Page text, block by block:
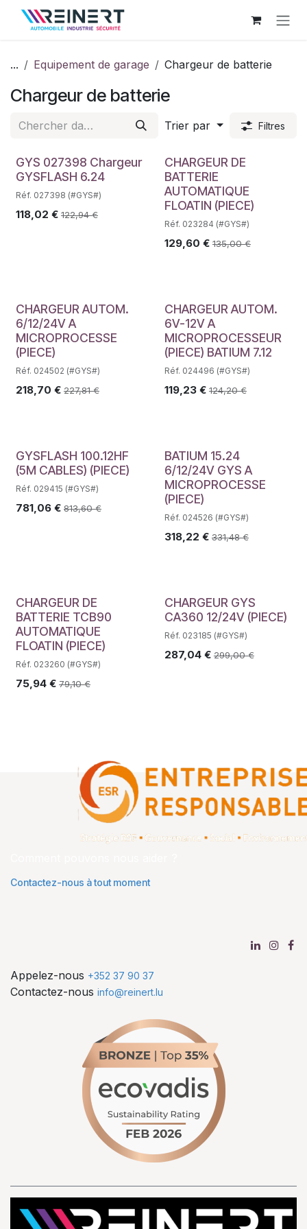
Se rendre au contenu
... Equipement de garage Chargeur de batterie
Chargeur de batterie
Trier par Filtres
GYS 027398 Chargeur
GYSFLASH 6.24
Réf. 027398 (#GYS#)
118,02 € 122,94€
CHARGEUR DE
BATTERIE
AUTOMATIQUE
FLOATIN (PIECE)
Réf. 023284 (#GYS#)
129,60 € 135,00€
CHARGEUR AUTOM.
6/12/24V A
MICROPROCESSE
(PIECE)
Réf. 024502 (#GYS#)
218,70 € 227,81€
CHARGEUR AUTOM.
6V-12V A
MICROPROCESSEUR
(PIECE) BATIUM 7.12
Réf. 024496 (#GYS#)
119,23€ 124,20€
GYSFLASH 100.12HF
(5M CABLES) (PIECE)
Réf. 029415 (#GYS#)
781,06 € 813,60€
BATIUM 15.24
6/12/24V GYS A
MICROPROCESSE
(PIECE)
Réf. 024526 (#GYS#)
318,22 € 331,48€
CHARGEUR DE
BATTERIE TCB90
AUTOMATIQUE
FLOATIN (PIECE)
Réf. 023260 (#GYS#)
75,94 € 79,10€
CHARGEUR GYS
CA360 12/24V (PIECE)
Réf. 023185 (#GYS#)
287,04€ 299,00€
Contactez-nous à tout moment
Appelez-nous +352 37 90 37
Contactez-nous info@reinert.lu